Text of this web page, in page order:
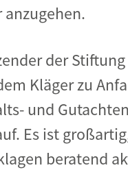
der
Kläger zu
und
Es ist
beratend